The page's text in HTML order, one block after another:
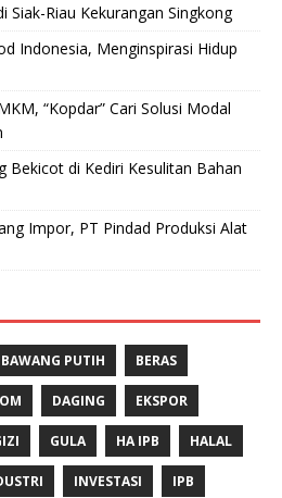
Siak-Riau Kekurangan Singkong
Indonesia, Menginspirasi Hidup
“Kopdar” Cari Solusi Modal
Bekicot di Kediri Kesulitan Bahan
Impor, PT Pindad Produksi Alat
BAWANG PUTIH BERAS
DAGING EKSPOR
GULA HA IPB HALAL
INVESTASI IPB